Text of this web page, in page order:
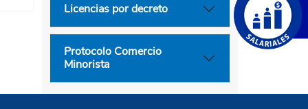
Licencias por decreto
Protocolo Comercio
Minorista